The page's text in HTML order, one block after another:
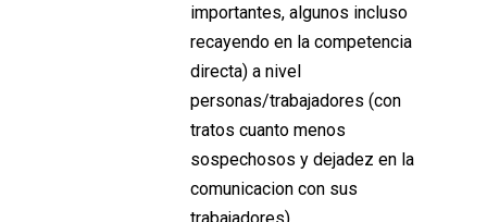
importantes, algunos incluso
recayendo en la competencia
directa) a nivel
personas/trabajadores (con
tratos cuanto menos
sospechosos y dejadez en la
comunicacion con sus
trabajadores)